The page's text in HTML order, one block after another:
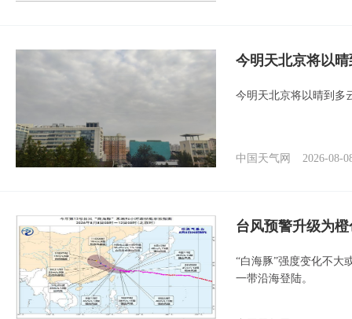
今明天北京将以
今明天北京将以晴到多
中国天气网 2026-08-
台风预警升级为
“白海豚”强度变化不大
一带沿海登陆。